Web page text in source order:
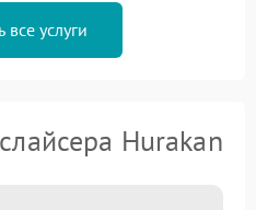
все услуги
Hurakan